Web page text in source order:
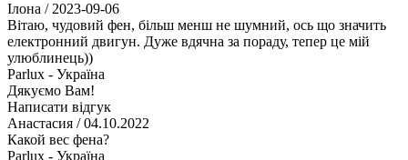
Ілона / 2023-09-06
Вітаю, чудовий фен, більш менш не шумний, ось що значить
електронний двигун. Дуже вдячна за пораду, тепер це мій
улюблинець))
Parlux - Україна
Дякуємо Вам!
Написати відгук
Анастасия / 04.10.2022
Какой вес фена?
Parlux - Україна